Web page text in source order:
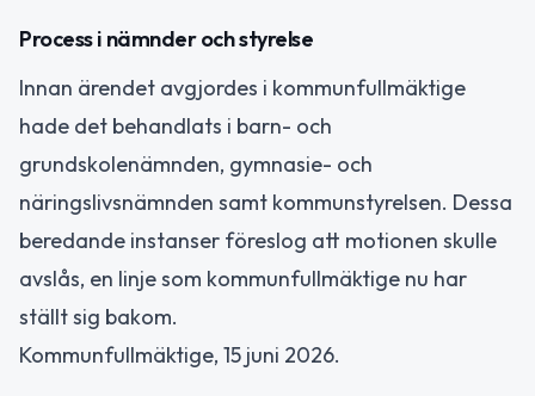
Process i nämnder och styrelse
Innan ärendet avgjordes i kommunfullmäktige
hade det behandlats i barn- och
grundskolenämnden, gymnasie- och
näringslivsnämnden samt kommunstyrelsen. Dessa
beredande instanser föreslog att motionen skulle
avslås, en linje som kommunfullmäktige nu har
ställt sig bakom.
Kommunfullmäktige, 15 juni 2026.